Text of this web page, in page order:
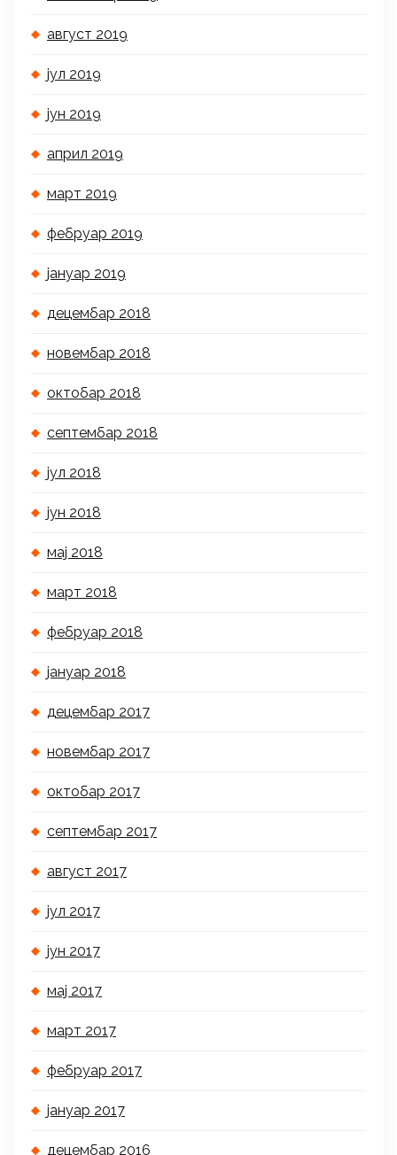
август 2019
јул 2019
јун 2019
април 2019
март 2019
фебруар 2019
јануар 2019
децембар 2018
новембар 2018
октобар 2018
септембар 2018
јул 2018
јун 2018
мај 2018
март 2018
фебруар 2018
јануар 2018
децембар 2017
новембар 2017
октобар 2017
септембар 2017
август 2017
јул 2017
јун 2017
мај 2017
март 2017
фебруар 2017
јануар 2017
децембар 2016